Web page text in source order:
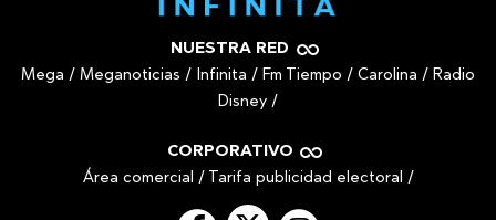
NUESTRA RED
Mega / Meganoticias / Infinita / Fm Tiempo / Carolina / Radio
Disney /
CORPORATIVO
Área comercial / Tarifa publicidad electoral /